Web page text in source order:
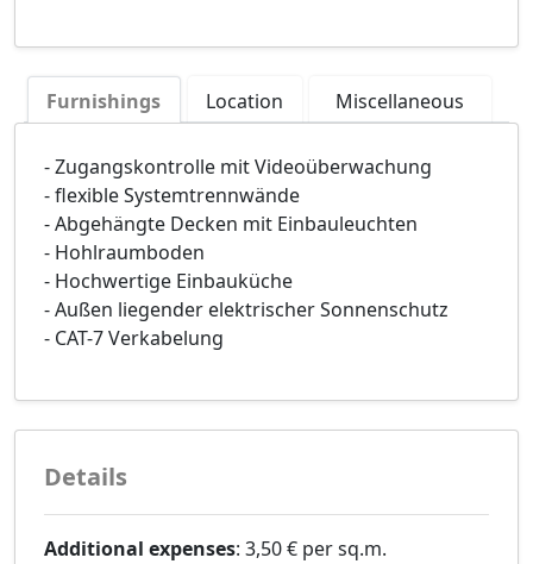
Furnishings Location Miscellaneous
- Zugangskontrolle mit Videoüberwachung
- flexible Systemtrennwände
- Abgehängte Decken mit Einbauleuchten
- Hohlraumboden
- Hochwertige Einbauküche
- Außen liegender elektrischer Sonnenschutz
- CAT-7 Verkabelung
Details
Additional expenses: 3,50 € per sq.m.